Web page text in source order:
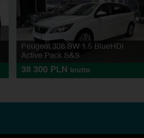
Peugeot 308 SW 1.5 BlueHDi
Active Pack S&S
38 300 PLN brutto